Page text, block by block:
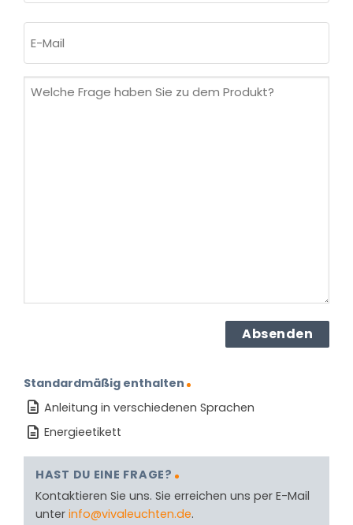
Mail
Welche
Standardmäßig enthalten
Anleitung in verschiedenen Sprachen
Energieetikett
HAST DU EINE FRAGE?
Kontaktieren Sie uns. Sie erreichen uns per E-Mail
unter info@vivaleuchten.de.